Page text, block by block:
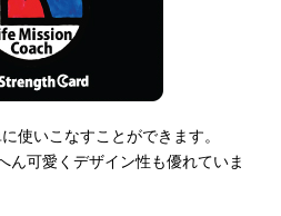
使いこなすことができます。
ん可愛くデザイン性も優れていま